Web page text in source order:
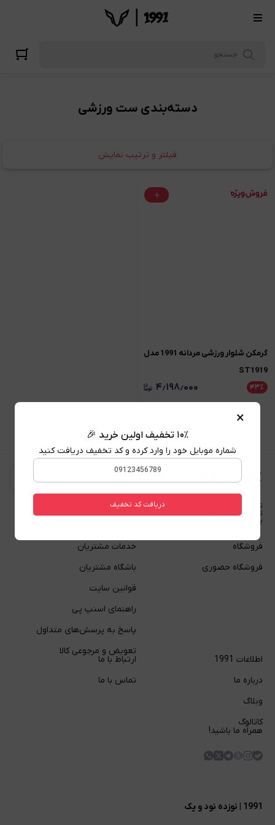
دسته‌بندی ست ورزشی
فیلتر و ترتیب نمایش
گرمکن شلوار ورزشی مردانه 1991 مدل
ST1919
۴۳٪ ۴٫۱۹۸٫۰۰۰
۷٫۳۴۸٫۰۰۰
تلفن پشتیبانی ۰۹۹۱۱۹۹۱۰۵۰
تلفن پشتیبانی ۰۲۱۵۵۴۵۰۰۹۲
پاسخگوی سوالات شما هستیم
فروشگاه
فروشگاه حضوری
خدمات مشتریان
باشگاه مشتریان
قوانین سایت
راهنمای اسنپ پی
پاسخ به پرسش‌های متداول
تعویض و مرجوعی کالا
اطلاعات 1991
درباره ما
وبلاگ
کاتالوگ
ارتباط با ما
تماس با ما
همراه ما باشید!
1991 | نوزده نود و یک
×
۱۰٪ تخفیف اولین خرید 🎉
شماره موبایل خود را وارد کرده و کد تخفیف دریافت کنید
دریافت کد تخفیف